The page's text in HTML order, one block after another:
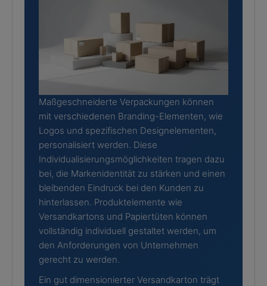
Maßgeschneiderte Verpackungen können
mit verschiedenen Branding-Elementen, wie
Logos und spezifischen Designelementen,
personalisiert werden. Diese
Individualisierungsmöglichkeiten tragen dazu
bei, die Markenidentität zu stärken und einen
bleibenden Eindruck bei den Kunden zu
hinterlassen. Produktelemente wie
Versandkartons und Papiertüten können
vollständig individuell gestaltet werden, um
den Anforderungen von Unternehmen
gerecht zu werden.
Ein gut dimensionierter Versandkarton trägt